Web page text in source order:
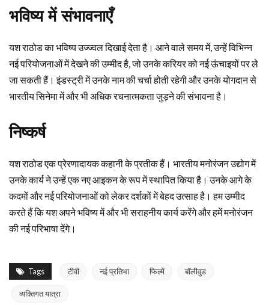
भविष्य में संभावनाएँ
यश राठोड का भविष्य उज्ज्वल दिखाई देता है। आने वाले समय में, उन्हें विभिन्न
नई परियोजनाओं में देखने की उम्मीद है, जो उनके करियर को नई ऊंचाइयों पर ले
जा सकती हैं। इंडस्ट्री में उनके नाम की चर्चा होती रहेगी और उनके योगदान से
भारतीय सिनेमा में और भी अधिक रचनात्मकता जुड़ने की संभावना है।
निष्कर्ष
यश राठोड एक प्रेरणादायक कहानी के प्रतीक हैं। भारतीय मनोरंजन उद्योग में
उनके कार्य ने उन्हें एक नए आइकन के रूप में स्थापित किया है। उनके आगे के
कदमों और नई परियोजनाओं को लेकर दर्शकों में बेहद उत्साह है। हम उम्मीद
करते हैं कि यश अपने भविष्य में और भी सराहनीय कार्य करेंगे और हमें मनोरंजन
की नई परिभाषा देंगे।
Tags टीवी नई प्रतिभा फिल्में बॉलीवुड
व्यक्तिगत यात्रा